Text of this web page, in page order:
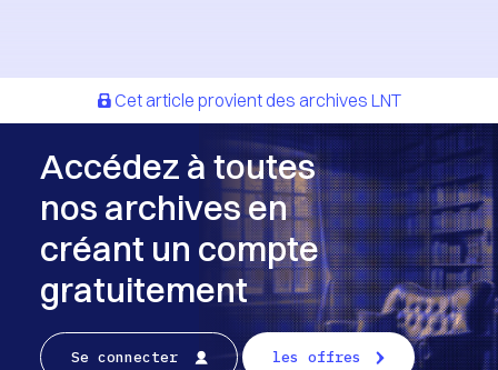
Cet article provient des archives LNT
Accédez à toutes
nos archives en
créant un compte
gratuitement
Se connecter les offres